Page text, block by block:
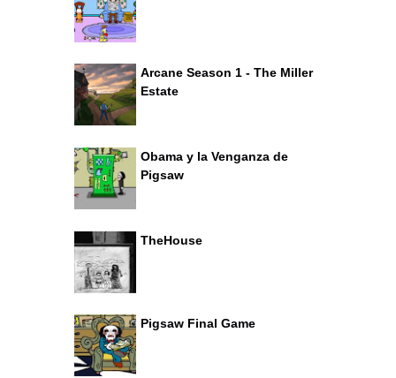
Arcane Season 1 - The Miller
Estate
Obama y la Venganza de
Pigsaw
TheHouse
Pigsaw Final Game